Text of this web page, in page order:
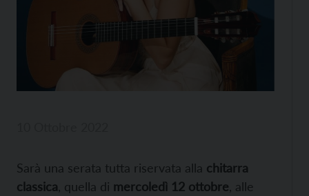
Sarà una serata tutta riservata alla chitarra
classica , quella di mercoledì 12 ottobre , alle